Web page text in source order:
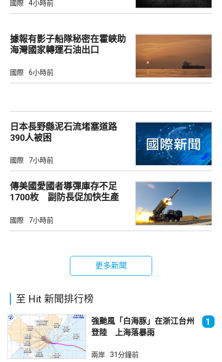
國際 4小時前
據報有影子船隊秘密在霍峽助
海灣國家轉運石油出口
國際 6小時前
日本長野縣泥石流堵塞道路
390人被困
國際 7小時前
傳美國愛國者導彈庫存不足
1700枚 副防長促加快生產
國際 7小時前
更多新聞
至 Hit 新聞排行榜
強颱風「白海豚」在浙江台州
登陸 上海落暴雨
1
兩岸 31分鐘前